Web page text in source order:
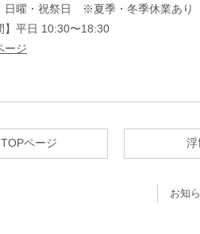
日曜・祝祭日 ※夏季・冬季休業あり
】平日 10:30〜18:30
ージ
TOPページ 浮
お知